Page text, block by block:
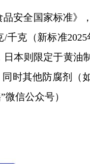
安全国家标准》
克（新标准
本则限定于黄油
时其他防腐剂（
信公众号）